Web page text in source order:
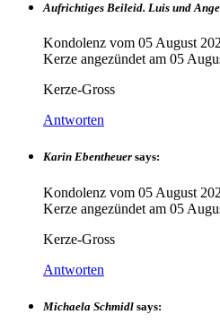
Aufrichtiges Beileid. Luis und
Kondolenz vom 05 August
Kerze angezündet am 05
Kerze-Gross
Antworten
Karin Ebentheuer says:
Kondolenz vom 05 August
Kerze angezündet am 05
Kerze-Gross
Antworten
Michaela Schmidl says: